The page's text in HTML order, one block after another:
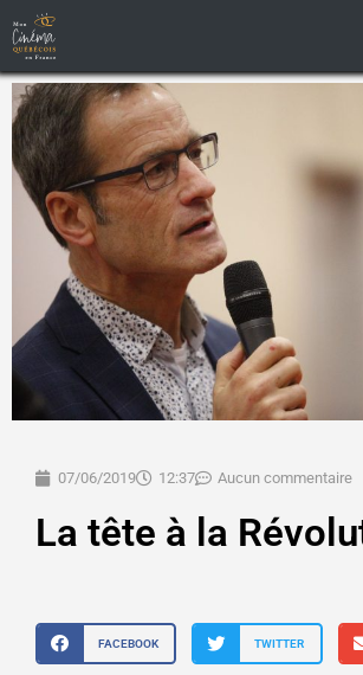
07/06/2019 12:37 Aucun commentaire
La tête à la
FACEBOOK TWITTER